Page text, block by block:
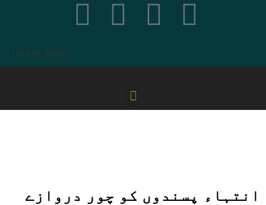
[ticker_post]
انتہاء پسندوں کو چور دروازے